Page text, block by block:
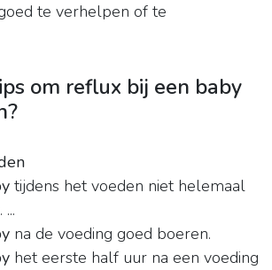
te verhelpen of te
om reflux bij een baby
tijdens het voeden niet helemaal
na de voeding goed boeren.
het eerste half uur na een voeding